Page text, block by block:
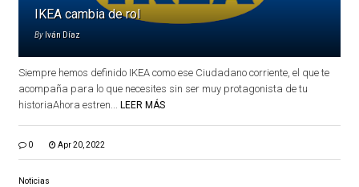
IKEA cambia de rol
By Iván Díaz
Siempre hemos definido IKEA como ese Ciudadano corriente, el que te
acompaña para lo que necesites sin ser muy protagonista de tu
historiaAhora estren... LEER MÁS
0 Apr 20, 2022
Noticias